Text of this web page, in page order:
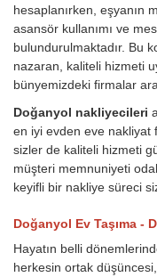
hesaplanırken, eşyanın
asansör kullanımı ve
bulundurulmaktadır. Bu
nazaran, kaliteli hizmeti
bünyemizdeki firmalar
Doğanyol nakliyecileri
en iyi evden eve nakliyat
sizler de kaliteli hizmeti
müşteri memnuniyeti
keyifli bir nakliye süreci
Doğanyol Ev Taşıma -
Hayatın belli
herkesin ortak